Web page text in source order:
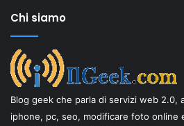
Chi siamo
Blog geek che parla di servizi web 2.0,
iphone, pc, seo, modificare foto online